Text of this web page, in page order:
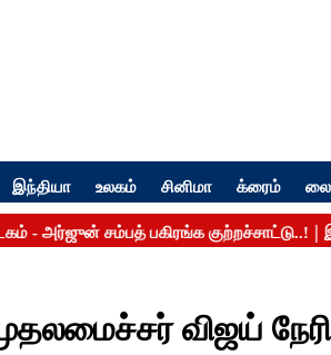
இந்தியா உலகம் சினிமா க்ரைம்
விஜய்